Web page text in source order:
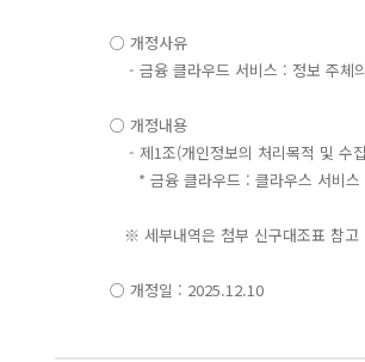
○ 개정사유
- 금융 클라우드 서비스 : 정보 주체의
○ 개정내용
- 제1조(개인정보의 처리목적 및 수
* 금융 클라우드 : 클라우스 서비스 이
※ 세부내역은 첨부 신구대조표 참고
○ 개정일 : 2025.12.10